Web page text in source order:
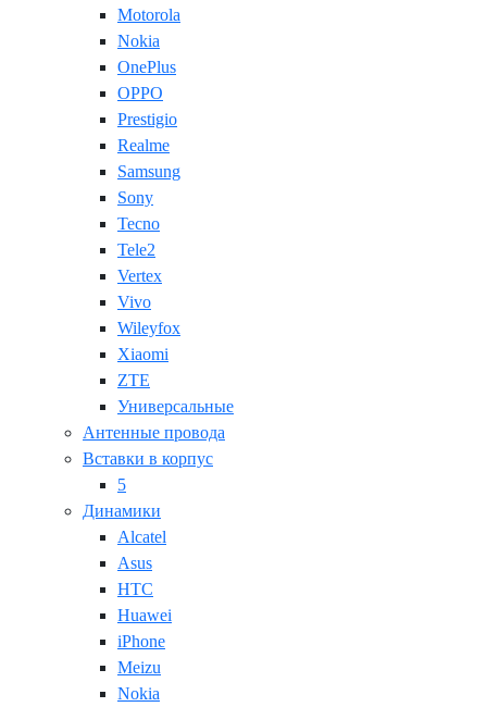
Motorola
Nokia
OnePlus
OPPO
Prestigio
Realme
Samsung
Sony
Tecno
Tele2
Vertex
Vivo
Wileyfox
Xiaomi
ZTE
Универсальные
Антенные провода
Вставки в корпус
5
Динамики
Alcatel
Asus
HTC
Huawei
iPhone
Meizu
Nokia